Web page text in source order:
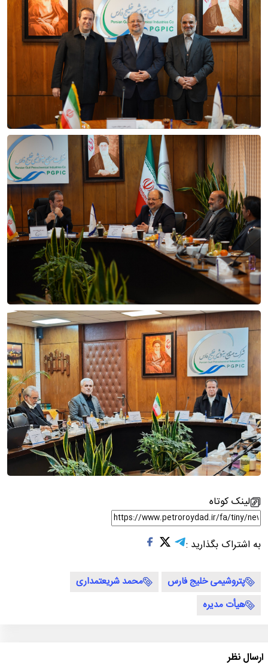
لینک کوتاه
به اشتراک بگذارید :
پتروشیمی خلیج فارس
محمد شریعتمداری
هیأت مدیره
ارسال نظر